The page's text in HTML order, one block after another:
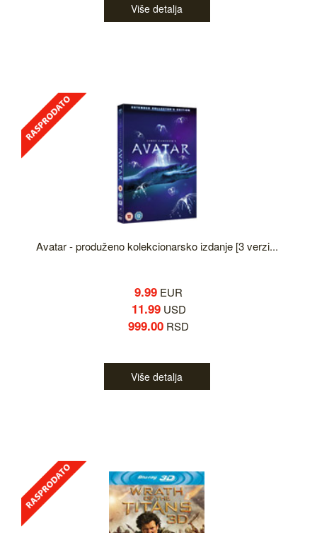
Više detalja
Avatar - produženo kolekcionarsko izdanje [3 verzi...
9.99 EUR
11.99USD
999.00 RSD
Više detalja